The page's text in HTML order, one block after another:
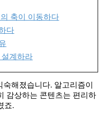
축이 이동하다
다
설계하라
숙해졌습니다. 알고리즘이
감상하는 콘텐츠는 편리하
죠.